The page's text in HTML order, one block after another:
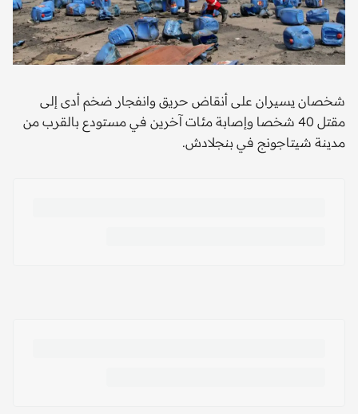
شخصان يسيران على أنقاض حريق وانفجار ضخم أدى إلى
مقتل 40 شخصا وإصابة مئات آخرين في مستودع بالقرب من
مدينة شيتاجونج في بنجلادش.